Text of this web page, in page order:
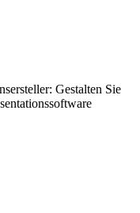
Gestalten Sie